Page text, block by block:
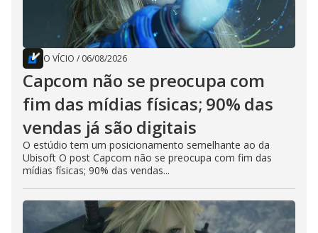
O VÍCIO / 06/08/2026
Capcom não se preocupa com
fim das mídias físicas; 90% das
vendas já são digitais
O estúdio tem um posicionamento semelhante ao da
Ubisoft O post Capcom não se preocupa com fim das
mídias físicas; 90% das vendas...